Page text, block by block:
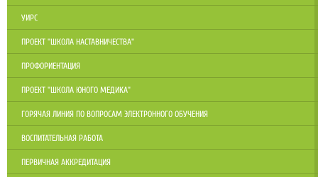
УИРС
ПРОЕКТ "ШКОЛА НАСТАВНИЧЕСТВА"
ПРОФОРИЕНТАЦИЯ
ПРОЕКТ "ШКОЛА ЮНОГО МЕДИКА"
ГОРЯЧАЯ ЛИНИЯ ПО ВОПРОСАМ ЭЛЕКТРОННОГО ОБУЧЕНИЯ
ВОСПИТАТЕЛЬНАЯ РАБОТА
ПЕРВИЧНАЯ АККРЕДИТАЦИЯ